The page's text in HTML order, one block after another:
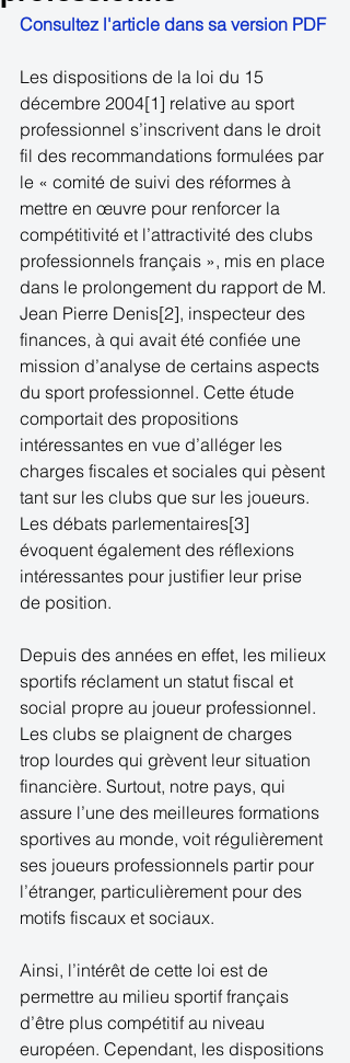
Consultez l'article dans sa version PDF
Les dispositions de la loi du 15
décembre 2004[1] relative au sport
professionnel s’inscrivent dans le droit
fil des recommandations formulées par
le « comité de suivi des réformes à
mettre en œuvre pour renforcer la
compétitivité et l’attractivité des clubs
professionnels français », mis en place
dans le prolongement du rapport de M.
Jean Pierre Denis[2], inspecteur des
finances, à qui avait été confiée une
mission d’analyse de certains aspects
du sport professionnel. Cette étude
comportait des propositions
intéressantes en vue d’alléger les
charges fiscales et sociales qui pèsent
tant sur les clubs que sur les joueurs.
Les débats parlementaires[3]
évoquent également des réflexions
intéressantes pour justifier leur prise
de position.
Depuis des années en effet, les milieux
sportifs réclament un statut fiscal et
social propre au joueur professionnel.
Les clubs se plaignent de charges
trop lourdes qui grèvent leur situation
financière. Surtout, notre pays, qui
assure l’une des meilleures formations
sportives au monde, voit régulièrement
ses joueurs professionnels partir pour
l’étranger, particulièrement pour des
motifs fiscaux et sociaux.
Ainsi, l’intérêt de cette loi est de
permettre au milieu sportif français
d’être plus compétitif au niveau
européen. Cependant, les dispositions